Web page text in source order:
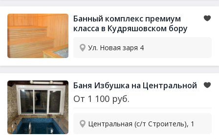
Банный комплекс премиум
класса в Кудряшовском бору
Ул. Новая заря 4
Баня Избушка на Центральной
От 1 100 руб.
Центральная (с/т Строитель), 1